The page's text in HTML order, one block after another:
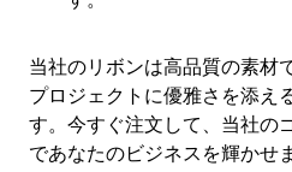
当社のリボンは高品質の素材
プロジェクトに優雅さを添え
す。今すぐ注文して、当社の
であなたのビジネスを輝かせ